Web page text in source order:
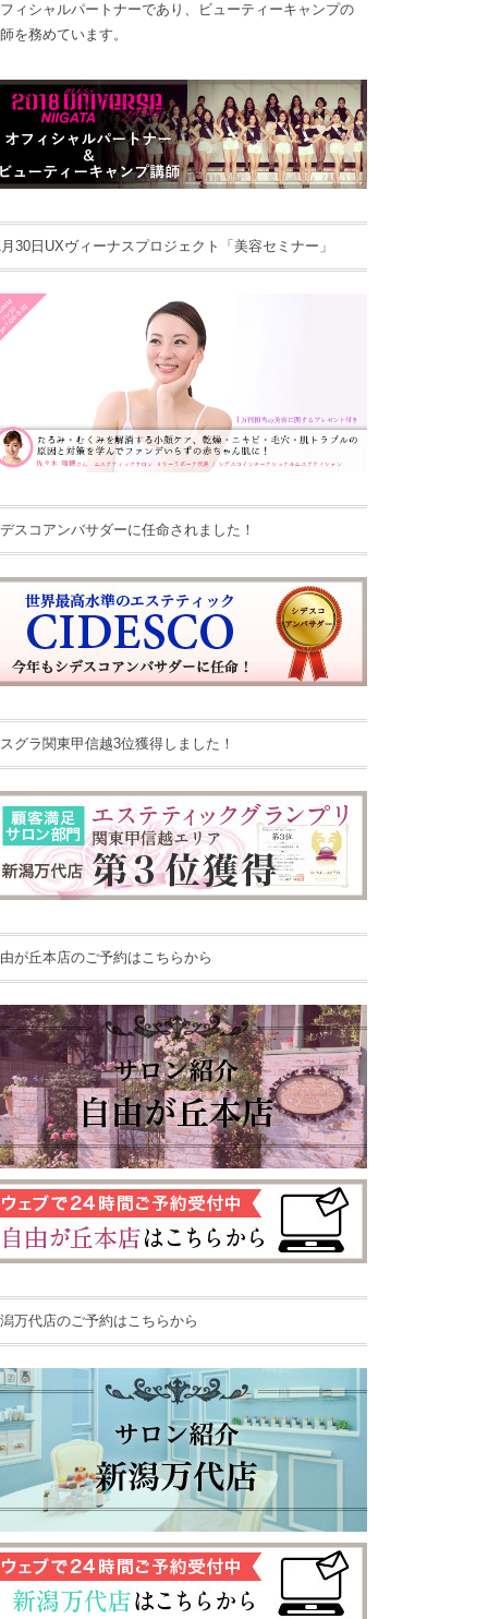
ィシャルパートナーであり、ビューティーキャンプの
を務めています。
30日UXヴィーナスプロジェクト「美容セミナー」
スコアンバサダーに任命されました！
グラ関東甲信越3位獲得しました！
が丘本店のご予約はこちらから
万代店のご予約はこちらから